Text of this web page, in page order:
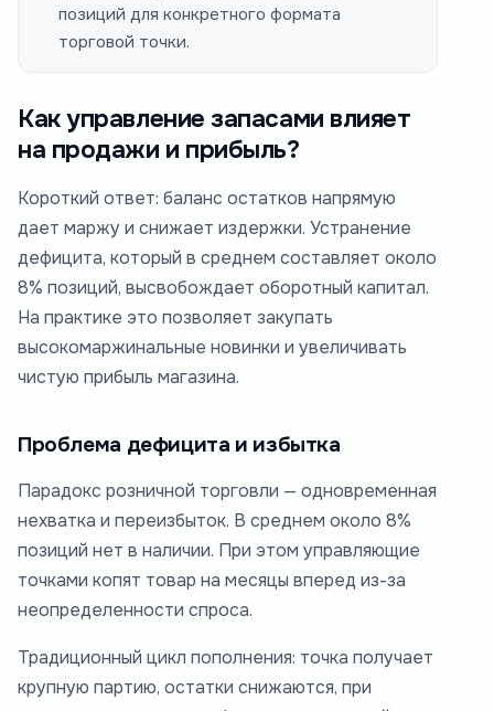
позиций для конкретного формата
торговой точки.
Как управление запасами влияет
на продажи и прибыль?
Короткий ответ: баланс остатков напрямую
дает маржу и снижает издержки. Устранение
дефицита, который в среднем составляет около
8% позиций, высвобождает оборотный капитал.
На практике это позволяет закупать
высокомаржинальные новинки и увеличивать
чистую прибыль магазина.
Проблема дефицита и избытка
Парадокс розничной торговли — одновременная
нехватка и переизбыток. В среднем около 8%
позиций нет в наличии. При этом управляющие
точками копят товар на месяцы вперед из-за
неопределенности спроса.
Традиционный цикл пополнения: точка получает
крупную партию, остатки снижаются, при